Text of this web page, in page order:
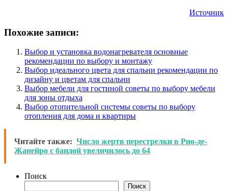
Источник
Похожие записи:
Выбор и установка водонагревателя основные
рекомендации по выбору и монтажу
Выбор идеального цвета для спальни рекомендации по
дизайну и цветам для спальни
Выбор мебели для гостиной советы по выбору мебели
для зоны отдыха
Выбор отопительной системы советы по выбору
отопления для дома и квартиры
Читайте также: Число жертв перестрелки в Рио-де-
Жанейро с бандой увеличилось до 64
Поиск
Поиск